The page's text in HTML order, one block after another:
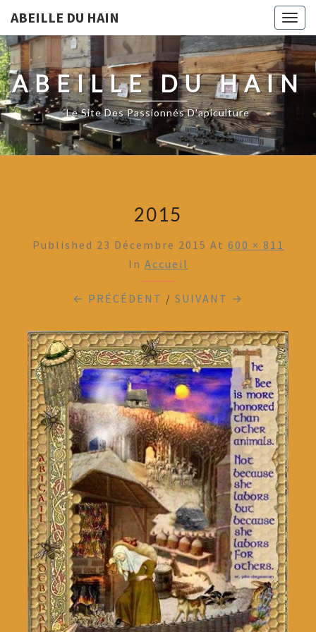
ABEILLE DU HAIN
ABEILLE DU HAIN
Le Site Des Passionnés D'apiculture
2015
Published 23 Décembre 2015 At 600 × 811
In Accueil
← PRÉCÉDENT / SUIVANT →